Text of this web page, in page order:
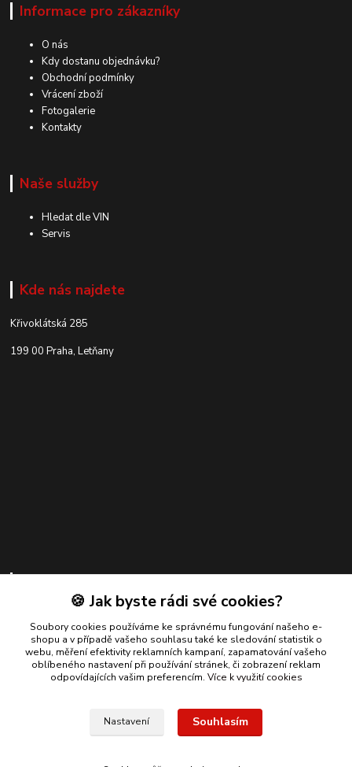
Informace pro zákazníky
O nás
Kdy dostanu objednávku?
Obchodní podmínky
Vrácení zboží
Fotogalerie
Kontakty
Naše služby
Hledat dle VIN
Servis
Kde nás najdete
Křivoklátská 285
199 00 Praha, Letňany
Kontakty
+420 739 924 550
(Po-Pá, 8-17 hod.)
info@bmautodily.cz
🍪 Jak byste rádi své cookies?
Soubory cookies používáme ke správnému fungování našeho e-
shopu a v případě vašeho souhlasu také ke sledování statistik o
webu, měření efektivity reklamních kampaní, zapamatování vašeho
oblíbeného nastavení při používání stránek, či zobrazení reklam
odpovídajících vašim preferencím. Více k využití cookies
Nastavení Souhlasím